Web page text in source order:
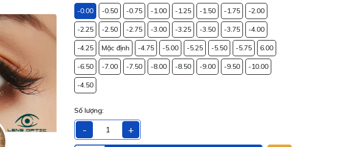
-0.00
-0.50 -0.75 -1.00 -1.25 -1.50 -1.75 -2.00
-2.25 -2.50 -2.75 -3.00 -3.25 -3.50 -3.75 -4.00
-4.25 Mặc định -4.75 -5.00 -5.25 -5.50 -5.75 6.00
-6.50 -7.00 -7.50 -8.00 -8.50 -9.00 -9.50 -10.00
-4.50
Số lượng:
- +